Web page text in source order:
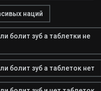
наций
болит зуб а таблетки не
болит зуб а таблеток нет